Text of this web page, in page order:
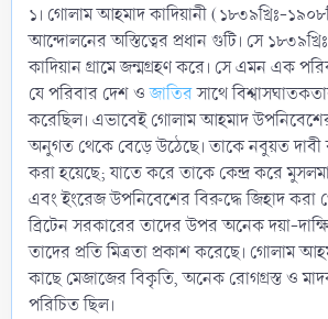
১। গোলাম আহমাদ কাদিয়ানী (১৮৩৯খ্রিঃ-
আন্দোলনের অস্তিত্বের প্রধান গুটি। সে
কাদিয়ান গ্রামে জন্মগ্রহণ করে। সে এমন এক
যে পরিবার দেশ ওজাতিরসাথে
করেছিল। এভাবেই গোলাম আহমাদ
অনুগত থেকে বেড়ে উঠেছে। তাকে নবুয়ত
করা হয়েছে; যাতে করে তাকে কেন্দ্র করে
এবং ইংরেজ উপনিবেশের বিরুদ্ধে জিহাদ করা
ব্রিটেন সরকারের তাদের উপর অনেক দয়া-
তাদের প্রতি মিত্রতা প্রকাশ করেছে। গোলাম
কাছে মেজাজের বিকৃতি, অনেক রোগগ্রস্ত ও
পরিচিত ছিল।